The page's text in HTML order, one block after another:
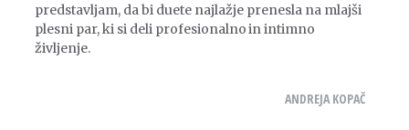
predstavljam, da bi duete najlažje prenesla na mlajši
plesni par, ki si deli profesionalno in intimno
življenje.
ANDREJA KOPAČ